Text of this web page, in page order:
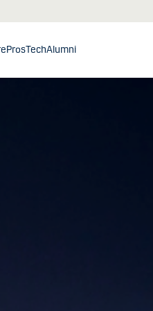
TechAlumni